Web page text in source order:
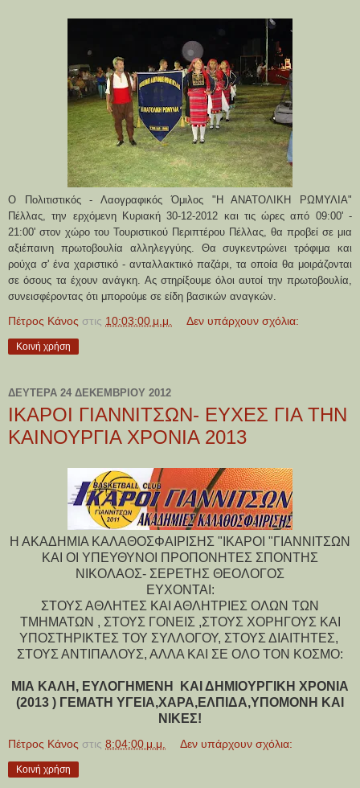
Ο
Πολιτιστικός - Λαογραφικός Όμιλος "Η ΑΝΑΤΟΛΙΚΗ ΡΩΜΥΛΙΑ"
Πέλλας, την ερχόμενη Κυριακή 30-12-2012 και τις ώρες από 09:00' -
21:00' στον χώρο του Τουριστικού Περιπτέρου Πέλλας, θα προβεί σε μια
αξιέπαινη πρωτοβουλία αλληλεγγύης. Θα συγκεντρώνει τρόφιμα και
ρούχα σ' ένα χαριστικό - ανταλλακτικό παζάρι, τα οποία θα μοιράζονται
σε όσους τα έχουν ανάγκη. Ας στηρίξουμε όλοι αυτοί την πρωτοβουλία,
συνεισφέροντας ότι μπορούμε σε είδη βασικών αναγκών.
Πέτρος Κάνος στις 10:03:00 μ.μ. Δεν υπάρχουν σχόλια:
Κοινή χρήση
ΔΕΥΤΈΡΑ 24 ΔΕΚΕΜΒΡΊΟΥ 2012
ΙΚΑΡΟΙ ΓΙΑΝΝΙΤΣΩΝ- ΕΥΧΕΣ ΓΙΑ ΤΗΝ
ΚΑΙΝΟΥΡΓΙΑ ΧΡΟΝΙΑ 2013
Η ΑΚΑΔΗΜΙΑ ΚΑΛΑΘΟΣΦΑΙΡΙΣΗΣ "ΙΚΑΡΟΙ "ΓΙΑΝΝΙΤΣΩΝ
ΚΑΙ ΟΙ ΥΠΕΥΘΥΝΟΙ ΠΡΟΠΟΝΗΤΕΣ ΣΠΟΝΤΗΣ
ΝΙΚΟΛΑΟΣ- ΣΕΡΕΤΗΣ ΘΕΟΛΟΓΟΣ
ΕΥΧΟΝΤΑΙ:
ΣΤΟΥΣ ΑΘΛΗΤΕΣ ΚΑΙ ΑΘΛΗΤΡΙΕΣ ΟΛΩΝ ΤΩΝ
ΤΜΗΜΑΤΩΝ , ΣΤΟΥΣ ΓΟΝΕΙΣ ,ΣΤΟΥΣ ΧΟΡΗΓΟΥΣ ΚΑΙ
ΥΠΟΣΤΗΡΙΚΤΕΣ ΤΟΥ ΣΥΛΛΟΓΟΥ, ΣΤΟΥΣ ΔΙΑΙΤΗΤΕΣ,
ΣΤΟΥΣ ΑΝΤΙΠΑΛΟΥΣ, ΑΛΛΑ ΚΑΙ ΣΕ ΟΛΟ ΤΟΝ ΚΟΣΜΟ:
ΜΙΑ ΚΑΛΗ, ΕΥΛΟΓΗΜΕΝΗ ΚΑΙ ΔΗΜΙΟΥΡΓΙΚΗ ΧΡΟΝΙΑ
(2013 ) ΓΕΜΑΤΗ ΥΓΕΙΑ,ΧΑΡΑ,ΕΛΠΙΔΑ,ΥΠΟΜΟΝΗ ΚΑΙ
ΝΙΚΕΣ!
Πέτρος Κάνος στις 8:04:00 μ.μ. Δεν υπάρχουν σχόλια:
Κοινή χρήση